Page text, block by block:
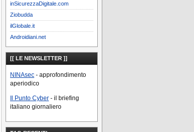
inSicurezzaDigitale.com
Ziobudda
ilGlobale.it
Androidiani.net
[[ LE NEWSLETTER ]]
NINAsec - approfondimento
aperiodico
Il Punto Cyber - il briefing
italiano giornaliero